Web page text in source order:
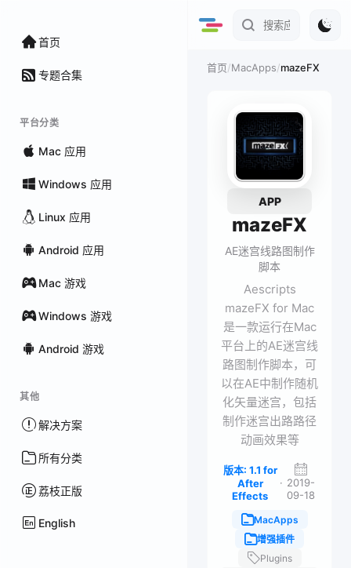
首页
专题合集
平台分类
Mac 应用
Windows 应用
Linux 应用
Android 应用
Mac 游戏
Windows 游戏
Android 游戏
其他
解决方案
所有分类
荔枝正版
English
首页/MacApps/mazeFX
APP
mazeFX
AE迷宫线路图制作
脚本
Aescripts
mazeFX for Mac
是一款运行在Mac
平台上的AE迷宫线
路图制作脚本，可
以在AE中制作随机
化矢量迷宫，包括
制作迷宫出路路径
动画效果等
版本: 1.1 for
After
Effects
· 2019-
09-18
MacApps
增强插件
Plugins